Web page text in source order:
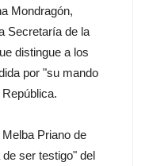
Mondragón,
Secretaría de la
distingue a los
por "su mando
Priano de
ser testigo" del